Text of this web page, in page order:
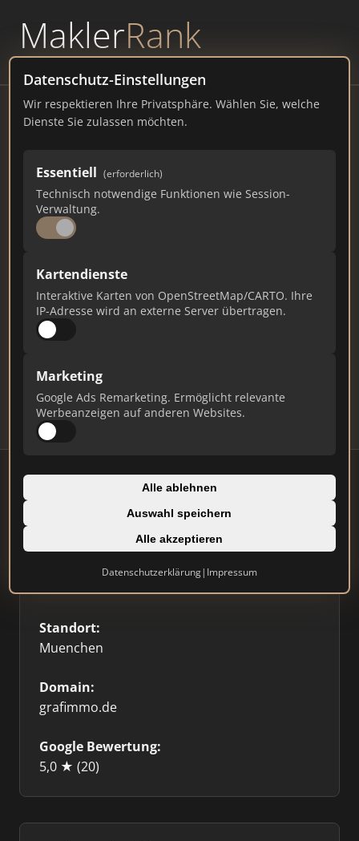
MaklerRank
powered byWAVEPOINT
Datenschutz-Einstellungen
Wir respektieren Ihre Privatsphäre. Wählen Sie, welche
Dienste Sie zulassen möchten.
Essentiell (erforderlich)
Technisch notwendige Funktionen wie Session-
Verwaltung.
Kartendienste
Interaktive Karten von OpenStreetMap/CARTO. Ihre
IP-Adresse wird an externe Server übertragen.
Marketing
Google Ads Remarketing. Ermöglicht relevante
Werbeanzeigen auf anderen Websites.
Alle ablehnen
Auswahl speichern
Alle akzeptieren
Datenschutzerklärung| Impressum
Graf Immobilien GmbH - Schwabing
grafimmo.de
1.778
Ist das Ihr Unternehmen?
Verifizieren Sie Ihr Profil, bearbeiten Sie Ihre
Updates.
Profil beanspruchen
⭐ Etabliert
Einzelner Makler
Standort:
Muenchen
Domain:
grafimmo.de
Google Bewertung:
5,0 ★ (20)